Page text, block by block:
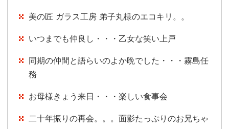
美の匠 ガラス工房 弟子丸様のエコキリ。。
いつまでも仲良し・・・乙女な笑い上戸
同期の仲間と語らいのよか晩でした・・・霧島任
務
お母様きょう来日・・・楽しい食事会
二十年振りの再会。。。面影たっぷりのお兄ちゃ